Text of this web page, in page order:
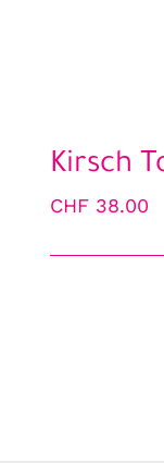
Kirsch
CHF 38.00